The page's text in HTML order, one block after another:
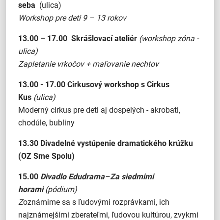
seba (ulica)
Workshop pre deti 9 – 13 rokov
13.00 – 17.00 Skrášlovací ateliér (workshop zóna -
ulica)
Zapletanie vrkočov + maľovanie nechtov
13.00 - 17.00 Cirkusový workshop s Cirkus
Kus (ulica)
Moderný cirkus pre deti aj dospelých - akrobati,
chodúle, bubliny
13.30 Divadelné vystúpenie dramatického krúžku
(OZ Sme Spolu)
15.00 Divadlo Edudrama–Za siedmimi
horami(pódium)
Zoznámime sa s ľudovými rozprávkami, ich
najznámejšími zberateľmi, ľudovou kultúrou, zvykmi